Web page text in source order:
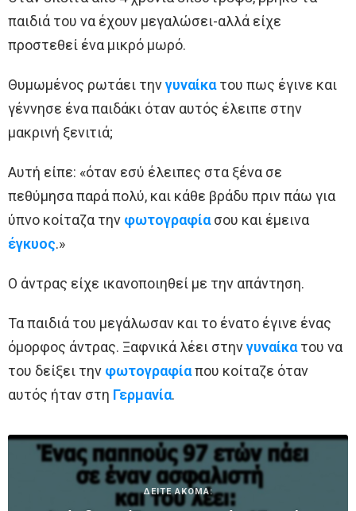
παιδιά του να έχουν μεγαλώσει-αλλά είχε
προστεθεί ένα μικρό μωρό.
Θυμωμένος ρωτάει τηνγυναίκατου πως έγινε και
γέννησε ένα παιδάκι όταν αυτός έλειπε στην
μακρινή ξενιτιά;
Αυτή είπε: «όταν εσύ έλειπες στα ξένα σε
πεθύμησα παρά πολύ, και κάθε βράδυ πριν πάω για
ύπνο κοίταζα την φωτογραφίασου και έμεινα
έγκυος.»
Ο άντρας είχε ικανοποιηθεί με την απάντηση.
Τα παιδιά του μεγάλωσαν και το ένατο έγινε ένας
όμορφος άντρας. Ξαφνικά λέει στηνγυναίκατου να
του δείξει την φωτογραφίαπου κοίταζε όταν
αυτός ήταν στη Γερμανία.
ΔΕΙΤΕ ΑΚΟΜΑ: